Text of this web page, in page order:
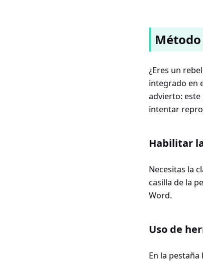
¿Eres un
integrado en
advierto: este
intentar
Habilitar
Necesitas la
casilla de la
Word.
Uso de
En la